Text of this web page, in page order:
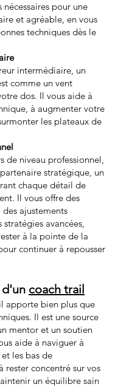
nécessaires pour une
et agréable, en vous
techniques dès le
intermédiaire, un
comme un vent
dos. Il vous aide à
à augmenter votre
les plateaux de
de niveau professionnel,
stratégique, un
chaque détail de
Il vous offre des
ajustements
avancées,
à la pointe de la
continuer à repousser
d'un coach trail
apporte bien plus que
Il est une source
mentor et un soutien
aide à naviguer à
les bas de
rester concentré sur vos
un équilibre sain